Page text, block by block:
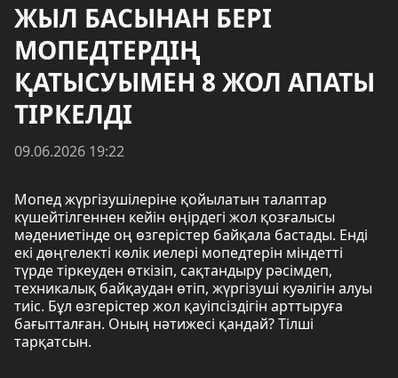
ЖЫЛ БАСЫНАН БЕРІ
МОПЕДТЕРДІҢ
ҚАТЫСУЫМЕН 8 ЖОЛ АПАТЫ
ТІРКЕЛДІ
09.06.2026 19:22
Мопед жүргізушілеріне қойылатын талаптар
күшейтілгеннен кейін өңірдегі жол қозғалысы
мәдениетінде оң өзгерістер байқала бастады. Енді
екі дөңгелекті көлік иелері мопедтерін міндетті
түрде тіркеуден өткізіп, сақтандыру рәсімдеп,
техникалық байқаудан өтіп, жүргізуші куәлігін алуы
тиіс. Бұл өзгерістер жол қауіпсіздігін арттыруға
бағытталған. Оның нәтижесі қандай? Тілші
тарқатсын.